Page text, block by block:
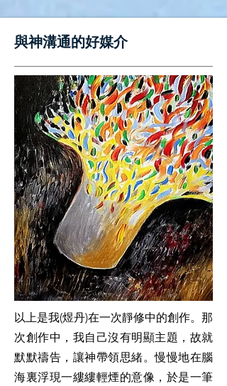
​與神溝通的好媒介
以上是我(煜丹)在一次靜修中的創作。那
次創作中，我自己沒有明顯主題，故就
默默禱告，讓神帶領思緒。慢慢地在腦
海裏浮現一縷縷輕煙的意像，於是一筆